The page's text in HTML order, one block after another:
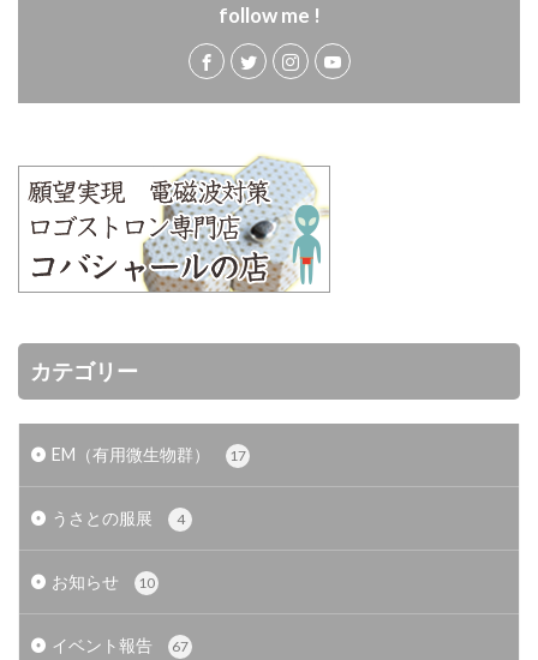
follow me !
カテゴリー
EM（有用微生物群） 17
うさとの服展 4
お知らせ 10
イベント報告 67